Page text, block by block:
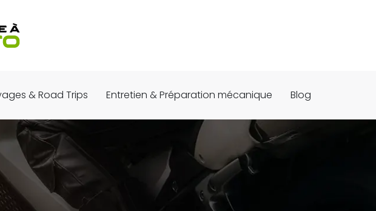
& Road Trips Entretien & Préparation mécanique Blog